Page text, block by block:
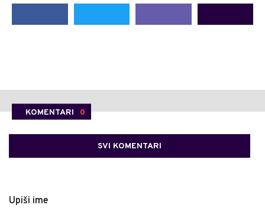
KOMENTARI 0
SVI KOMENTARI
Upiši ime